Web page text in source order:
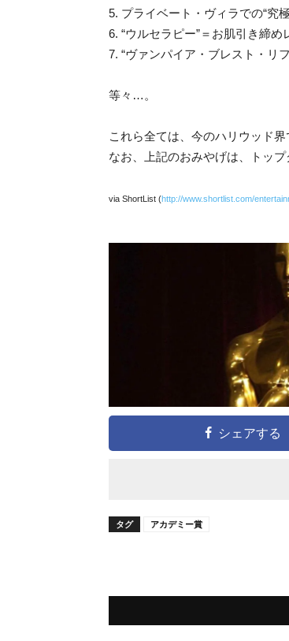
5. プライベート・ヴィラでの“究
6. “ウルセラピー”＝お肌引き締め
7. “ヴァンパイア・ブレスト・リ
等々…。
これら全ては、今のハリウッド
なお、上記のおみやげは、トッ
via ShortList (http://www.shortlist.com/
シェアする
タグ アカデミー賞